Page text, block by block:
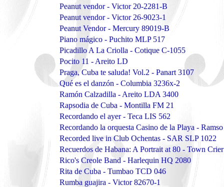
Peanut vendor - Victor 20-2281-B
Peanut vendor - Victor 26-9023-1
Peanut Vendor - Mercury 89019-B
Piano mágico - Puchito MLP 517
Picadillo A La Criolla - Cotique C-1055
Pocito 11 - Areito LD
Praga, Cuba te saluda! Vol.2 - Panart 3107
Qué es el danzón - Columbia 3236x-2
Ramón Calzadilla - Areito LDA 3400
Rapsodia de Cuba - Montilla FM 21
Recordando el ayer - Teca LIS 562
Recordando la orquesta Casino de la Playa -
Recorded live in Club Ochentas - SAR SLP 1022
Recuerdos de Habana: A Portrait at 80 - Town
Rico's Creole Band - Harlequin HQ 2080
Rita de Cuba - Tumbao TCD 046
Rumba guajira - Victor 82670-1